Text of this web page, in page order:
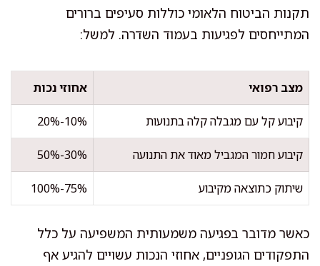
תקנות הביטוח הלאומי כוללות סעיפים ברורים
המתייחסים לפגיעות בעמוד השדרה. למשל:
מצב רפואי אחוזי נכות
קיבוע קל עם מגבלה קלה בתנועות 10%-20%
קיבוע חמור המגביל מאוד את התנועה 30%-50%
שיתוק כתוצאה מקיבוע 75%-100%
כאשר מדובר בפגיעה משמעותית המשפיעה על כלל
התפקודים הגופניים, אחוזי הנכות עשויים להגיע אף